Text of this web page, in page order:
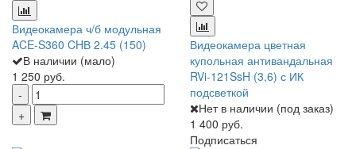
Видеокамера ч/б модульная
ACE-S360 CHВ 2.45 (150)
В наличии (мало)
1 250 руб.
Видеокамера цветная
купольная антивандальная
RVi-121SsH (3,6) с ИК
подсветкой
Нет в наличии (под заказ)
1 400 руб.
Подписаться